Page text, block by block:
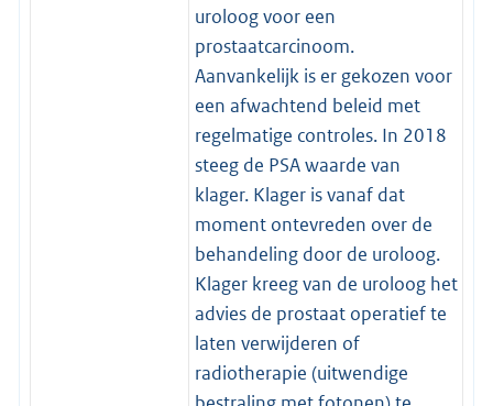
uroloog voor een
prostaatcarcinoom.
Aanvankelijk is er gekozen voor
een afwachtend beleid met
regelmatige controles. In 2018
steeg de PSA waarde van
klager. Klager is vanaf dat
moment ontevreden over de
behandeling door de uroloog.
Klager kreeg van de uroloog het
advies de prostaat operatief te
laten verwijderen of
radiotherapie (uitwendige